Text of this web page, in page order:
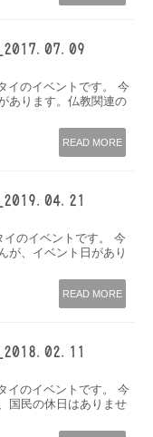
–
イのイベントです。 今
あります。仏教関連の
READ MORE
イのイベントです。 今
が、イベント日があり
READ MORE
–
イのイベントです。 今
国民の休日はありませ